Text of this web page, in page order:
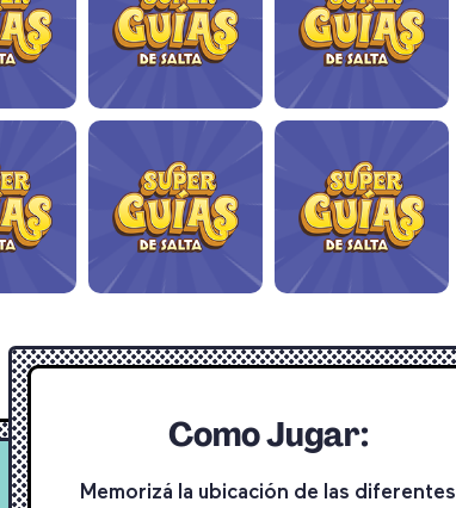
Como Jugar:
Memorizá la ubicación de las diferentes